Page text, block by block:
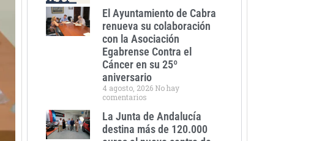
El Ayuntamiento de Cabra
renueva su colaboración
con la Asociación
Egabrense Contra el
Cáncer en su 25º
aniversario
4 agosto, 2026 No hay
comentarios
La Junta de Andalucía
destina más de 120.000